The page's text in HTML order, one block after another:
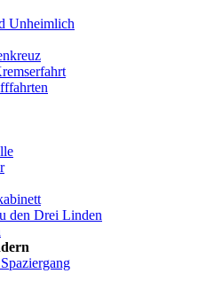
Unheimlich
den Drei Linden